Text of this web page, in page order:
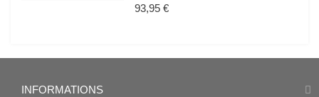
93,95 €Prix
INFORMATIONS